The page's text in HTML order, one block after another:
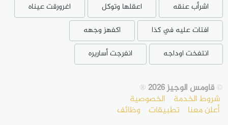
اشرأب عنقه
اعقلها وتوكل
اغرورقت عيناه
افتات عليه في كذا
اكفهز وجهه
انتفخت اوداجه
انفرجت أساريره
©قاومس الوجيز 2026 ®
شروط الخدمة الخصوصية
أعلن معنا تطبيقات وظائف